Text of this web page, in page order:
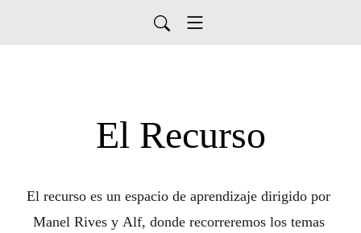
El Recurso
El recurso es un espacio de aprendizaje dirigido por
Manel Rives y Alf, donde recorreremos los temas